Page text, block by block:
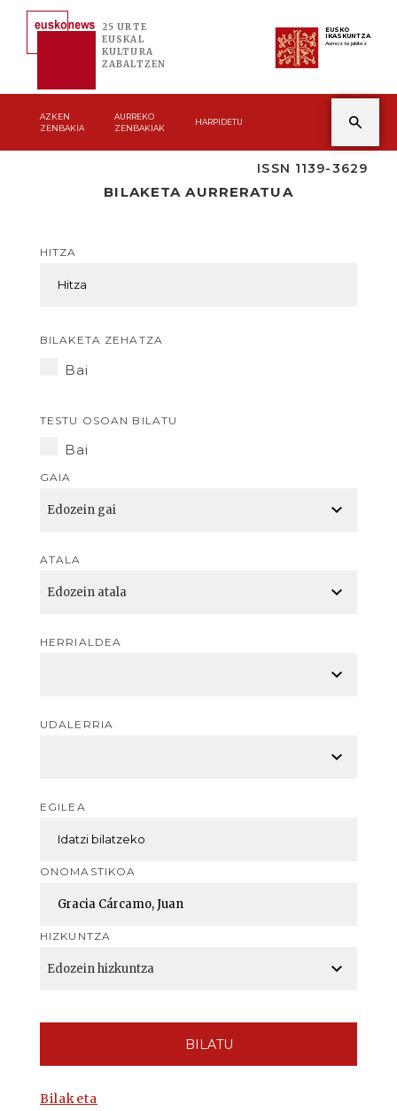
25 URTE
EUSKAL
KULTURA
ZABALTZEN
EUSKO
IKASKUNTZA
Asmoz ta jakitez
AZKEN
ZENBAKIA
AURREKO
ZENBAKIAK
HARPIDETU
ISSN 1139-3629
BILAKETA AURRERATUA
HITZA
BILAKETA ZEHATZA
Bai
TESTU OSOAN BILATU
Bai
GAIA
ATALA
HERRIALDEA
UDALERRIA
EGILEA
ONOMASTIKOA
HIZKUNTZA
BILATU
Bilaketa